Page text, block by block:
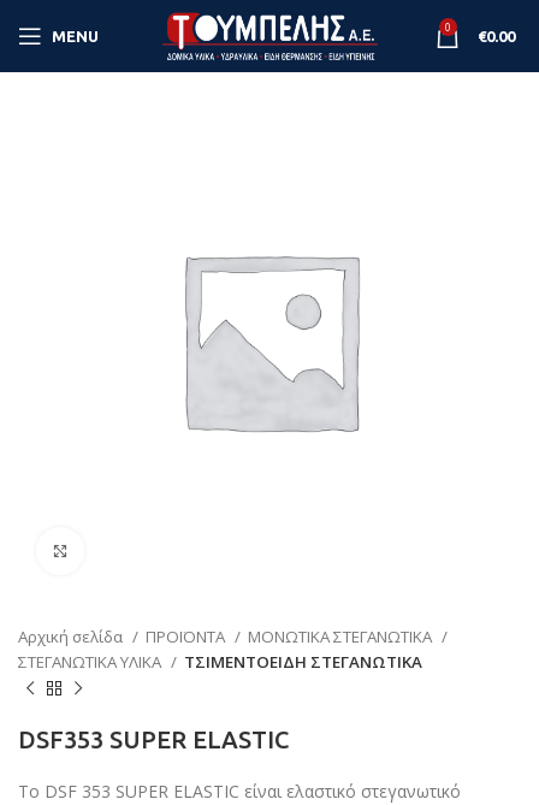
MENU 0 €0.00
Αρχική σελίδα ΠΡΟΪΟΝΤΑ
ΜΟΝΩΤΙΚΑ ΣΤΕΓΑΝΩΤΙΚΑ
ΣΤΕΓΑΝΩΤΙΚΑ ΥΛΙΚΑ
ΤΣΙΜΕΝΤΟΕΙΔΗ ΣΤΕΓΑΝΩΤΙΚΑ
DSF353 SUPER ELASTIC
Το DSF 353 SUPER ELASTIC είναι ελαστικό στεγανωτικό